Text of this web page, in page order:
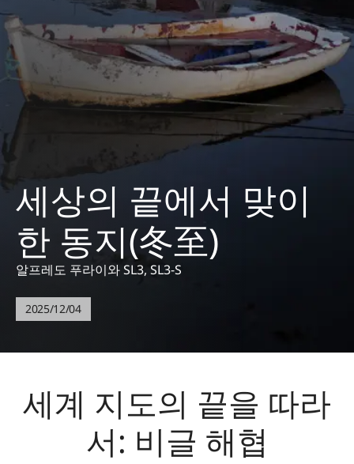
세상의 끝에서 맞이
한 동지(冬至)
알프레도 푸라이와 SL3, SL3-S
2025/12/04
세계 지도의 끝을 따라
서: 비글 해협